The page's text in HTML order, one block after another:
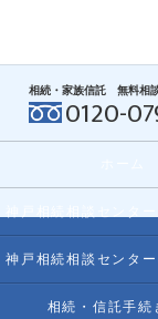
相続・家族信託 無料相
0120-
相続・信託手続